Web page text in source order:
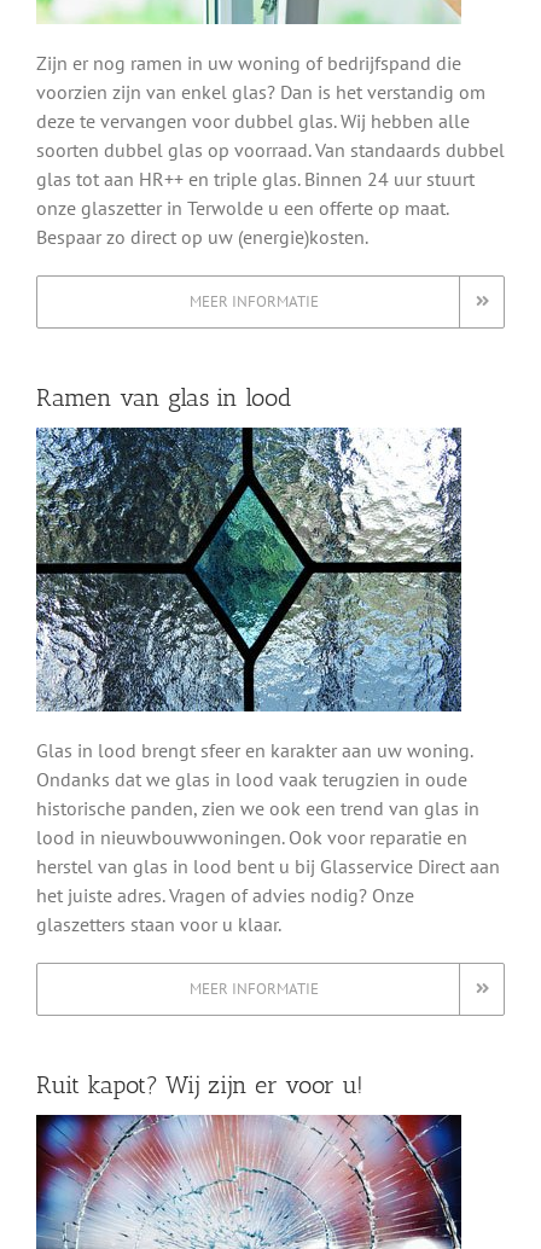
Zijn er nog ramen in uw woning of bedrijfspand die
voorzien zijn van enkel glas? Dan is het verstandig om
deze te vervangen voor dubbel glas. Wij hebben alle
soorten dubbel glas op voorraad. Van standaards dubbel
glas tot aan HR++ en triple glas. Binnen 24 uur stuurt
onze glaszetter in Terwolde u een offerte op maat.
Bespaar zo direct op uw (energie)kosten.
MEER INFORMATIE
Ramen van glas in lood
Glas in lood brengt sfeer en karakter aan uw woning.
Ondanks dat we glas in lood vaak terugzien in oude
historische panden, zien we ook een trend van glas in
lood in nieuwbouwwoningen. Ook voor reparatie en
herstel van glas in lood bent u bij Glasservice Direct aan
het juiste adres. Vragen of advies nodig? Onze
glaszetters staan voor u klaar.
MEER INFORMATIE
Ruit kapot? Wij zijn er voor u!